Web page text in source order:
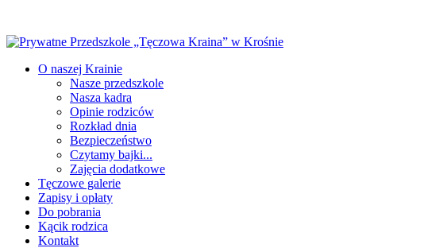
O naszej Krainie
Nasze przedszkole
Nasza kadra
Opinie rodziców
Rozkład dnia
Bezpieczeństwo
Czytamy bajki...
Zajęcia dodatkowe
Tęczowe galerie
Zapisy i opłaty
Do pobrania
Kącik rodzica
Kontakt